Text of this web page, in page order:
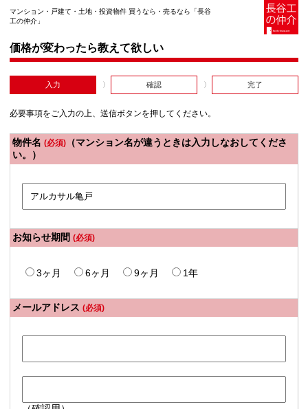
マンション・戸建て・土地・投資物件 買うなら・売るなら「長谷
工の仲介」
価格が変わったら教えて欲しい
入力 確認 完了
必要事項をご入力の上、送信ボタンを押してください。
物件名 (必須) （マンション名が違うときは入力しなおしてくださ
い。）
お知らせ期間 (必須)
3ヶ月 6ヶ月 9ヶ月 1年
メールアドレス (必須)